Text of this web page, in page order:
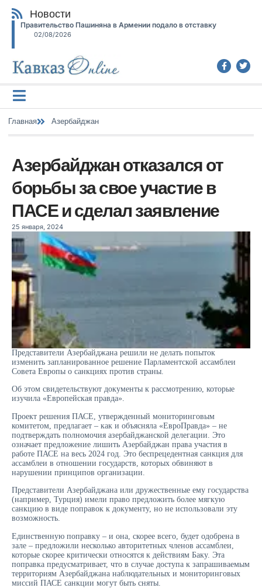
Новости
Правительство Пашиняна в Армении подало в отставку
02/08/2026
Главная Азербайджан
Азербайджан отказался от
борьбы за свое участие в
ПАСЕ и сделал заявление
25 января, 2024
Представители Азербайджана решили не делать попыток
изменить запланированное решение Парламентской ассамблеи
Совета Европы о санкциях против страны.
Об этом свидетельствуют документы к рассмотрению, которые
изучила «Европейская правда».
Проект решения ПАСЕ, утвержденный мониторинговым
комитетом, предлагает – как и объясняла «ЕвроПравда» – не
подтверждать полномочия азербайджанской делегации. Это
означает предложение лишить Азербайджан права участия в
работе ПАСЕ на весь 2024 год. Это беспрецедентная санкция для
ассамблеи в отношении государств, которых обвиняют в
нарушении принципов организации.
Представители Азербайджана или дружественные ему государства
(например, Турция) имели право предложить более мягкую
санкцию в виде поправок к документу, но не использовали эту
возможность.
Единственную поправку – и она, скорее всего, будет одобрена в
зале – предложили несколько авторитетных членов ассамблеи,
которые скорее критически относятся к действиям Баку. Эта
поправка предусматривает, что в случае доступа к запрашиваемым
территориям Азербайджана наблюдательных и мониторинговых
миссий ПАСЕ санкции могут быть сняты.